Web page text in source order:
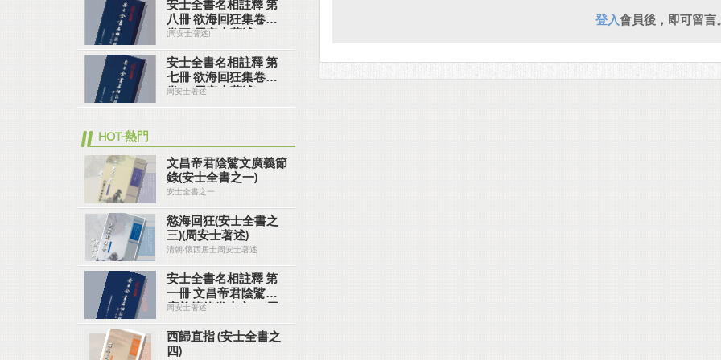
登入會員後，即可留言
安士全書名相註釋 第
八冊 欲海回狂集卷二~
卷三(周安士著述)
(周安士著述)
安士全書名相註釋 第
七冊 欲海回狂集卷一~
卷二(周安士著述)
周安士著述
HOT-熱門
文昌帝君陰騭文廣義節
錄(安士全書之一)
安士全書之一
慾海回狂(安士全書之
三)(周安士著述)
清朝‧懷西居士周安士著述
安士全書名相註釋 第
一冊 文昌帝君陰騭文
廣義節錄卷上之一(周
安士著述)
周安士著述
西歸直指 (安士全書之
四)